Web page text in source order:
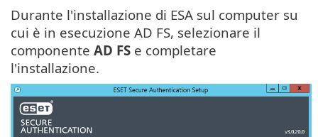
Durante l'installazione di ESA sul computer su
cui è in esecuzione AD FS, selezionare il
componente AD FS e completare
l'installazione.